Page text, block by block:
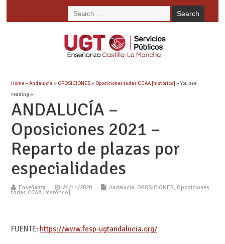
Home»Andalucía » OPOSICIONES» Oposiciones todas CCAA [histórico] » You are
reading »
ANDALUCÍA –
Oposiciones 2021 –
Reparto de plazas por
especialidades
Enseñanza 24/11/2020 Andalucía, OPOSICIONES, Oposiciones
todas CCAA [histórico]
FUENTE: https://www.fesp-ugtandalucia.org/